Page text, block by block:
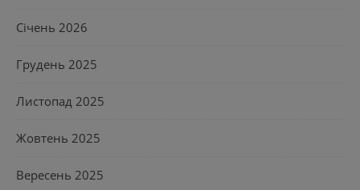
Січень 2026
Грудень 2025
Листопад 2025
Жовтень 2025
Вересень 2025